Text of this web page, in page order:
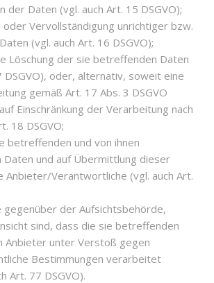
der Daten (vgl. auch Art. 15 DSGVO);
oder Vervollständigung unrichtiger bzw.
(vgl. auch Art. 16 DSGVO);
Löschung der sie betreffenden Daten
DSGVO), oder, alternativ, soweit eine
gemäß Art. 17 Abs. 3 DSGVO
Einschränkung der Verarbeitung nach
18 DSGVO;
betreffenden und von ihnen
und auf Übermittlung dieser
Anbieter/Verantwortliche (vgl. auch Art.
gegenüber der Aufsichtsbehörde,
sind, dass die sie betreffenden
Anbieter unter Verstoß gegen
Bestimmungen verarbeitet
Art. 77 DSGVO).